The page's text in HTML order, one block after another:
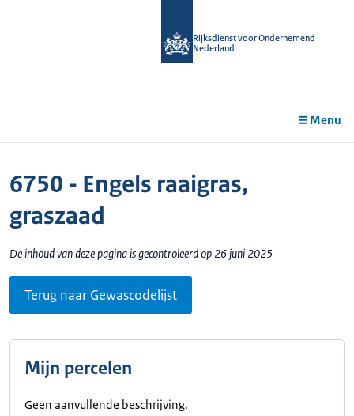
Rijksdienst voor Ondernemend
Nederland
Menu
6750 - Engels raaigras,
graszaad
De inhoud van deze pagina is gecontroleerd op 26 juni 2025
Terug naar Gewascodelijst
Mijn percelen
Geen aanvullende beschrijving.